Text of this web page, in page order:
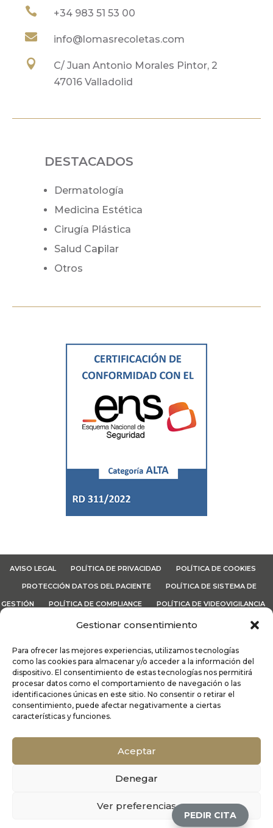
Gestionar consentimiento
Para ofrecer las mejores experiencias, utilizamos tecnologías
como las cookies para almacenar y/o acceder a la información del
dispositivo. El consentimiento de estas tecnologías nos permitirá
procesar datos como el comportamiento de navegación o las
identificaciones únicas en este sitio. No consentir o retirar el
consentimiento, puede afectar negativamente a ciertas
características y funciones.
Aceptar
Denegar
Ver preferencias
PEDIR CITA
 +34 983 51 53 00
 info@lomasrecoletas.com

C/ Juan Antonio Morales Pintor, 2
47016 Valladolid
DESTACADOS
Dermatología
Medicina Estética
Cirugía Plástica
Salud Capilar
Otros
AVISO LEGAL POLÍTICA DE PRIVACIDAD POLÍTICA DE COOKIES
PROTECCIÓN DATOS DEL PACIENTE POLÍTICA DE SISTEMA DE
GESTIÓN POLÍTICA DE COMPLIANCE POLÍTICA DE VIDEOVIGILANCIA
CANAL ÉTICO TÉRMINOS Y CONDICIONES
Lo MáS| Dermatología y Médicina Estética Integral | Recoletas
Salud © 2026
Alergología|
Endocrinología y nutrición
Cirugía Plástica Facial| Medicina Estética
Medicina Estética Facial
Medicina Regenerativa